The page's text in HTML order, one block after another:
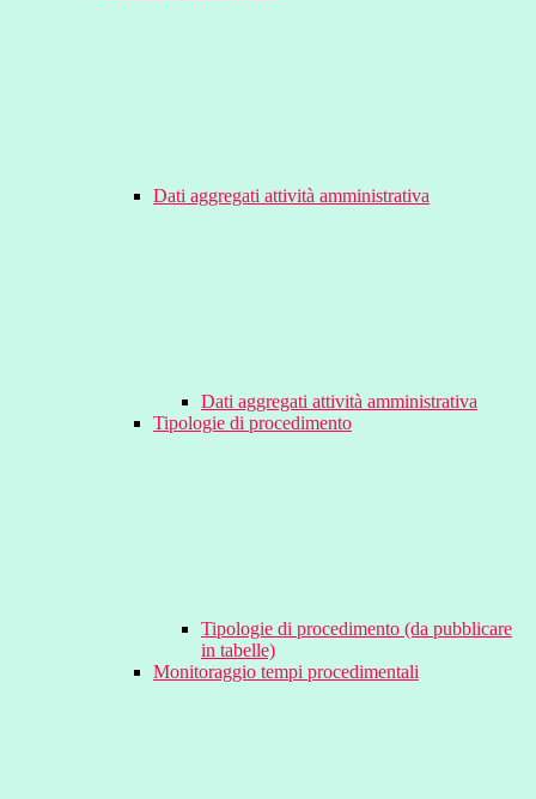
Dati aggregati attività amministrativa
Dati aggregati attività amministrativa
Tipologie di procedimento
Tipologie di procedimento (da pubblicare
in tabelle)
Monitoraggio tempi procedimentali